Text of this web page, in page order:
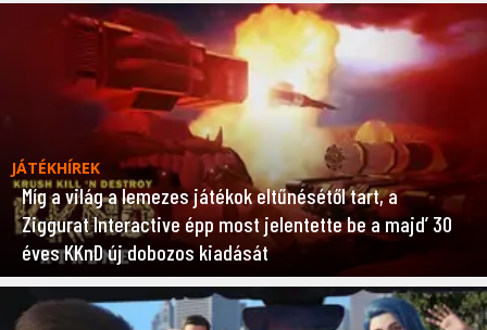
JÁTÉKHÍREK
Míg a világ a lemezes játékok eltűnésétől tart, a
Ziggurat Interactive épp most jelentette be a majd’ 30
éves KKnD új dobozos kiadását